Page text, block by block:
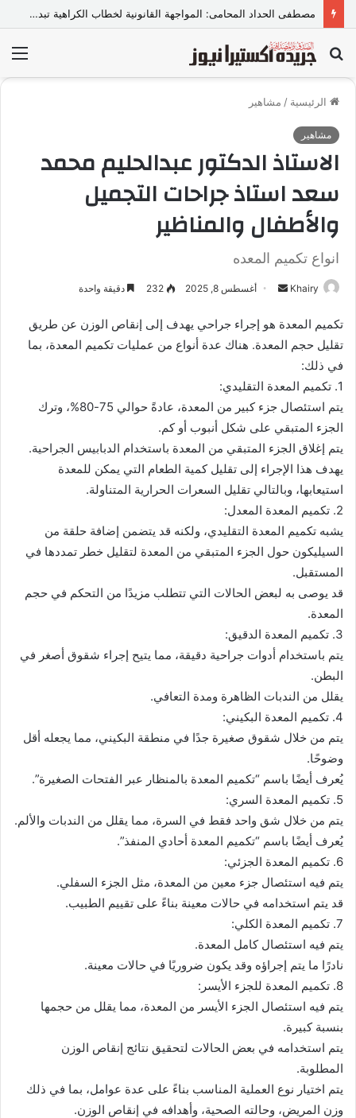
مصطفى الحداد المحامى: المواجهة القانونية لخطاب الكراهية تبدأ بتشريع واضح ووعي مجتمعي
بحث
عن
الرئيسية / مشاهير
مشاهير
الاستاذ الدكتور عبدالحليم محمد
سعد استاذ جراحات التجميل
والأطفال والمناظير
انواع تكميم المعده
Khairy
س
ل
ر
ت
ر
و
ي
أغسطس 8, 2025 232 دقيقة واحدة
تكميم المعدة هو إجراء جراحي يهدف إلى إنقاص الوزن عن طريق
تقليل حجم المعدة. هناك عدة أنواع من عمليات تكميم المعدة، بما
في ذلك:
1. تكميم المعدة التقليدي:
يتم استئصال جزء كبير من المعدة، عادةً حوالي 75-80%، وترك
الجزء المتبقي على شكل أنبوب أو كم.
يتم إغلاق الجزء المتبقي من المعدة باستخدام الدبابيس الجراحية.
يهدف هذا الإجراء إلى تقليل كمية الطعام التي يمكن للمعدة
استيعابها، وبالتالي تقليل السعرات الحرارية المتناولة.
2. تكميم المعدة المعدل:
يشبه تكميم المعدة التقليدي، ولكنه قد يتضمن إضافة حلقة من
السيليكون حول الجزء المتبقي من المعدة لتقليل خطر تمددها في
المستقبل.
قد يوصى به لبعض الحالات التي تتطلب مزيدًا من التحكم في حجم
المعدة.
3. تكميم المعدة الدقيق:
يتم باستخدام أدوات جراحية دقيقة، مما يتيح إجراء شقوق أصغر في
البطن.
يقلل من الندبات الظاهرة ومدة التعافي.
4. تكميم المعدة البكيني:
يتم من خلال شقوق صغيرة جدًا في منطقة البكيني، مما يجعله أقل
وضوحًا.
يُعرف أيضًا باسم “تكميم المعدة بالمنظار عبر الفتحات الصغيرة”.
5. تكميم المعدة السري:
يتم من خلال شق واحد فقط في السرة، مما يقلل من الندبات والألم.
يُعرف أيضًا باسم “تكميم المعدة أحادي المنفذ”.
6. تكميم المعدة الجزئي:
يتم فيه استئصال جزء معين من المعدة، مثل الجزء السفلي.
قد يتم استخدامه في حالات معينة بناءً على تقييم الطبيب.
7. تكميم المعدة الكلي:
يتم فيه استئصال كامل المعدة.
نادرًا ما يتم إجراؤه وقد يكون ضروريًا في حالات معينة.
8. تكميم المعدة للجزء الأيسر:
يتم فيه استئصال الجزء الأيسر من المعدة، مما يقلل من حجمها
بنسبة كبيرة.
يتم استخدامه في بعض الحالات لتحقيق نتائج إنقاص الوزن
المطلوبة.
يتم اختيار نوع العملية المناسب بناءً على عدة عوامل، بما في ذلك
وزن المريض، وحالته الصحية، وأهدافه في إنقاص الوزن.